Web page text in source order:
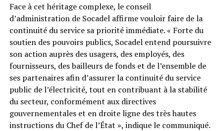
Face à cet héritage complexe, le conseil
d’administration de Socadel affirme vouloir faire de la
continuité du service sa priorité immédiate. « Forte du
soutien des pouvoirs publics, Socadel entend poursuivre
son action auprès des usagers, des employés, des
fournisseurs, des bailleurs de fonds et de l’ensemble de
ses partenaires afin d’assurer la continuité du service
public de l’électricité, tout en contribuant à la stabilité
du secteur, conformément aux directives
gouvernementales et en droite ligne des très hautes
instructions du Chef de l’État », indique le communiqué.